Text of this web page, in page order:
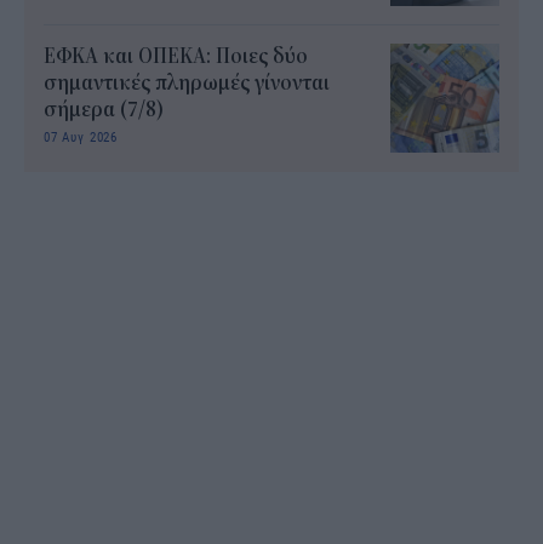
ΕΦΚΑ και ΟΠΕΚΑ: Ποιες δύο
σημαντικές πληρωμές γίνονται
σήμερα (7/8)
07 Αυγ 2026